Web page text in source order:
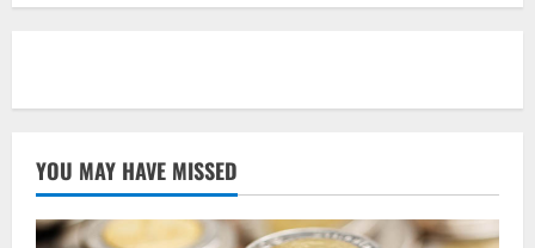
YOU MAY HAVE MISSED